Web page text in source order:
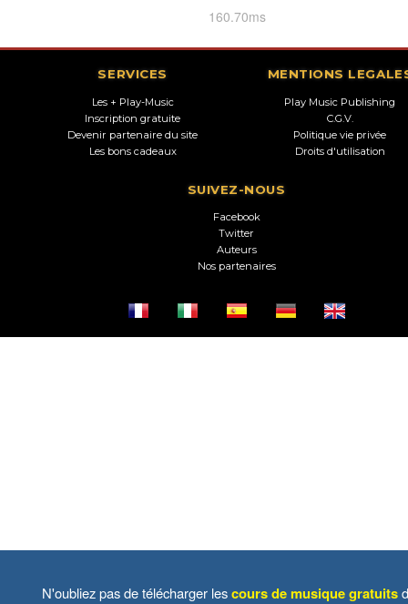
160.70ms
SERVICES
Les + Play-Music
Inscription gratuite
Devenir partenaire du site
Les bons cadeaux
MENTIONS
Play Music Publishing
C.G.V.
Politique vie privée
Droits d'utilisation
SUIVEZ-NOUS
Facebook
Twitter
Auteurs
Nos partenaires
N'oubliez pas de télécharger lescours de musique gratuits